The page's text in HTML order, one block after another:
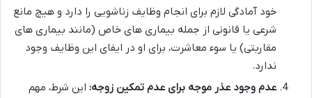
خود آمادگی لازم برای انجام وظایف زناشویی را دارد و هیچ مانع
شرعی یا قانونی از جمله بیماری های خاص (مانند بیماری های
مقاربتی) یا سوء معاشرت، برای او در ایفای این وظایف وجود
ندارد.
عدم وجود عذر موجه برای عدم تمکین زوجه: این شرط، مهم